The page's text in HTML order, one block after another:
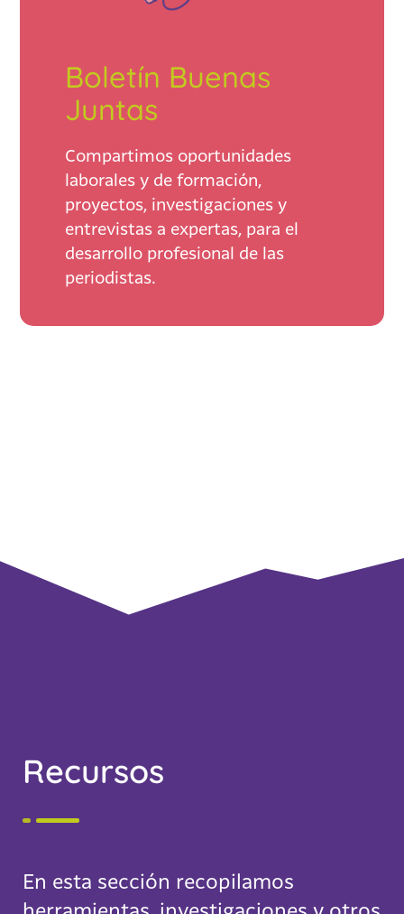
Boletín Buenas
Juntas
Compartimos oportunidades
laborales y de formación,
proyectos, investigaciones y
entrevistas a expertas, para el
desarrollo profesional de las
periodistas.
Recursos
En esta sección recopilamos